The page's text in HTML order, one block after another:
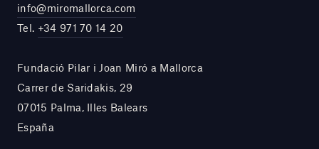
info@miromallorca.com
Tel. +34 971 70 14 20
Fundació Pilar i Joan Miró a Mallorca
Carrer de Saridakis, 29
07015 Palma, Illes Balears
España